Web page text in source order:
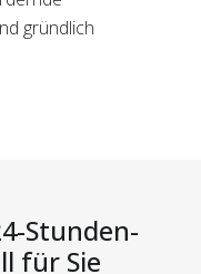
gründlich
Stunden-
für Sie